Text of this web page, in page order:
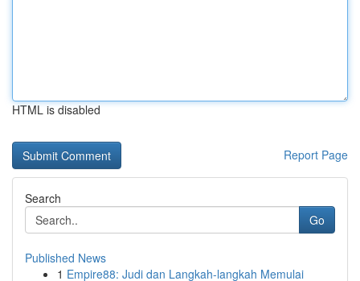
HTML is disabled
Report Page
Search
Go
Published News
1 Empire88: Judi dan Langkah-langkah Memulai